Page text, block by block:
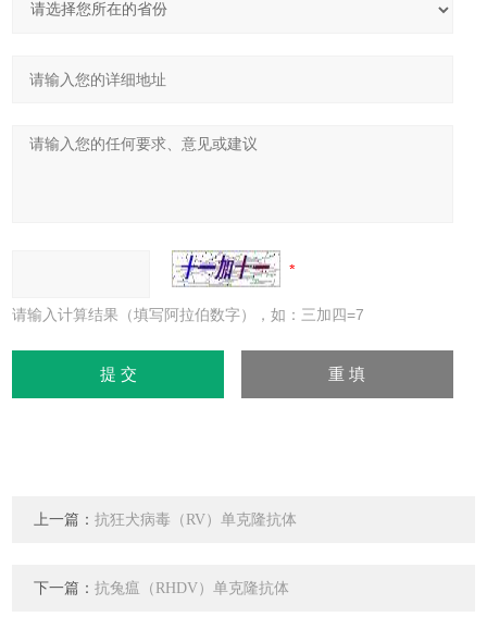
请输入计算结果（填写阿拉伯数字），如：三加四=7
上一篇：抗狂犬病毒（RV）单克隆抗体
下一篇：抗兔瘟（RHDV）单克隆抗体